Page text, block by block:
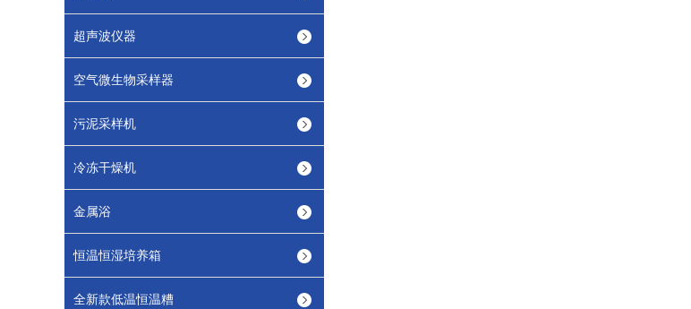
超声波仪器
空气微生物采样器
污泥采样机
冷冻干燥机
金属浴
恒温恒湿培养箱
全新款低温恒温糟